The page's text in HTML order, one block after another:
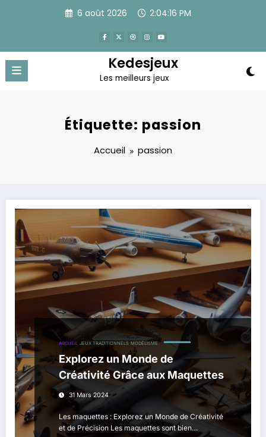
6 août 2026 2:04:17 PM
Kedesjeux
Les meilleurs jeux
Étiquette: passion
Accueil passion
ACCUEIL JEUX TRADITIONNELS MODÉLISME
Explorez un Monde de
Créativité Grâce aux Maquettes
31 Mars 2024
Les maquettes : Explorez un Monde de Créativité
et de Précision Les maquettes sont bien…